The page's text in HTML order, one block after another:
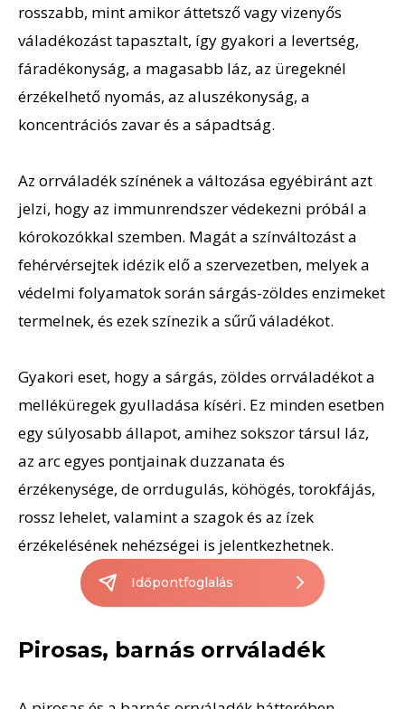
rosszabb, mint amikor áttetsző vagy vizenyős
váladékozást tapasztalt, így gyakori a levertség,
fáradékonyság, a magasabb láz, az üregeknél
érzékelhető nyomás, az aluszékonyság, a
koncentrációs zavar és a sápadtság.
Az orrváladék színének a változása egyébiránt azt
jelzi, hogy az immunrendszer védekezni próbál a
kórokozókkal szemben. Magát a színváltozást a
fehérvérsejtek idézik elő a szervezetben, melyek a
védelmi folyamatok során sárgás-zöldes enzimeket
termelnek, és ezek színezik a sűrű váladékot.
Gyakori eset, hogy a sárgás, zöldes orrváladékot a
melléküregek gyulladása kíséri. Ez minden esetben
egy súlyosabb állapot, amihez sokszor társul láz,
az arc egyes pontjainak duzzanata és
érzékenysége, de orrdugulás, köhögés, torokfájás,
rossz lehelet, valamint a szagok és az ízek
érzékelésének nehézségei is jelentkezhetnek.
Időpontfoglalás
Pirosas, barnás orrváladék